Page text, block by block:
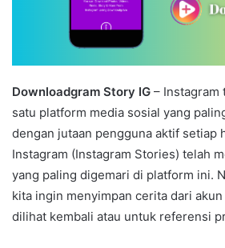
Downloadgram Story IG – Instagram
satu platform media sosial yang
dengan jutaan pengguna aktif setiap
Instagram (Instagram Stories) telah
yang paling digemari di platform ini.
kita ingin menyimpan cerita dari
dilihat kembali atau untuk referensi